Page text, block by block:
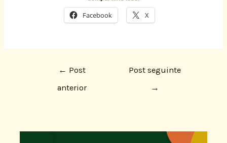
Facebook X
← Post
anterior
Post seguinte
→